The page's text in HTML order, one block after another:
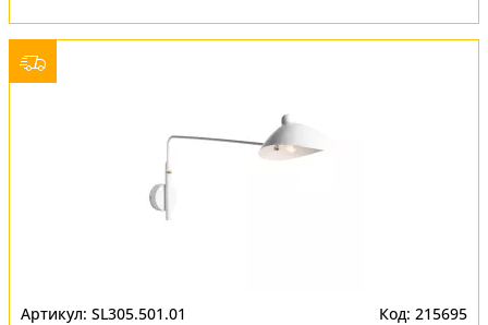
SL305.501.01 215695